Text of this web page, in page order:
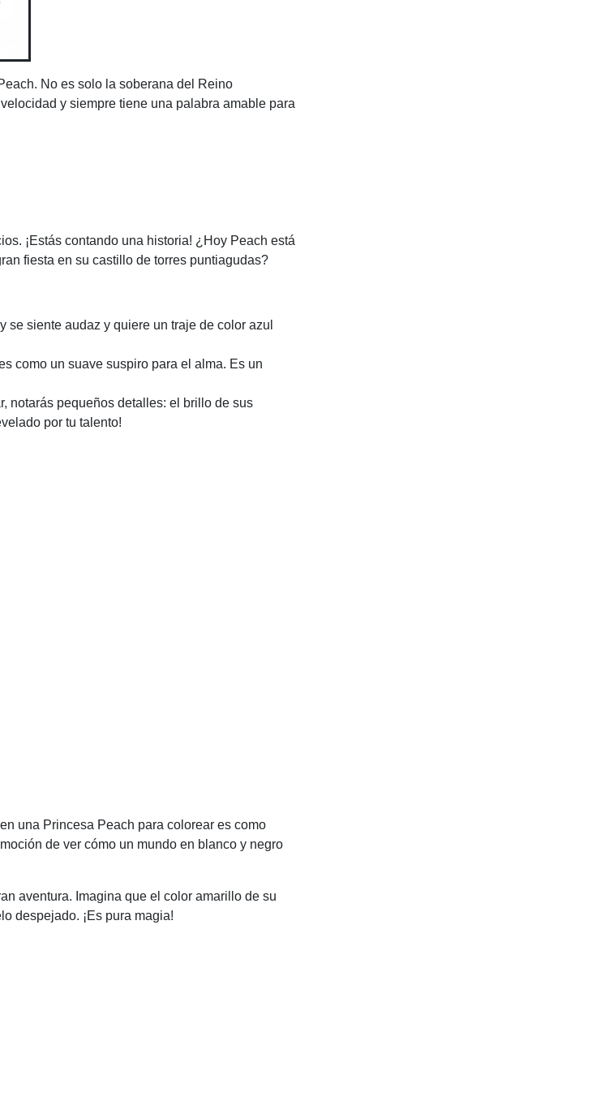
No es solo la soberana del Reino
y siempre tiene una palabra amable para
¡Estás contando una historia! ¿Hoy Peach está
fiesta en su castillo de torres puntiagudas?
se siente audaz y quiere un traje de color azul
como un suave suspiro para el alma. Es un
notarás pequeños detalles: el brillo de sus
por tu talento!
una Princesa Peach para colorear es como
de ver cómo un mundo en blanco y negro
aventura. Imagina que el color amarillo de su
despejado. ¡Es pura magia!